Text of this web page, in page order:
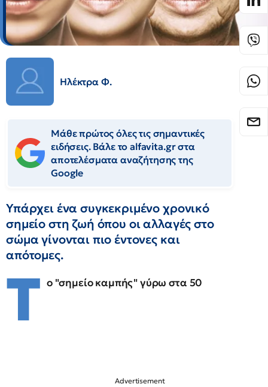
Ηλέκτρα Φ.
Μάθε πρώτος όλες τις σημαντικές
ειδήσεις. Βάλε το alfavita.gr στα
αποτελέσματα αναζήτησης της
Google
Υπάρχει ένα συγκεκριμένο χρονικό
σημείο στη ζωή όπου οι αλλαγές στο
σώμα γίνονται πιο έντονες και
απότομες.
Τ ο "σημείο καμπής" γύρω στα 50